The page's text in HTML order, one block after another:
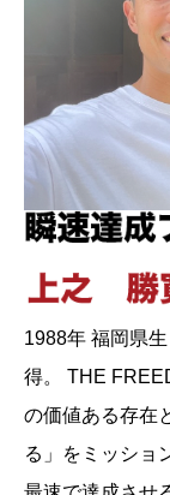
1988年 福岡県
得。 THE
の価値ある存在
る」をミッショ